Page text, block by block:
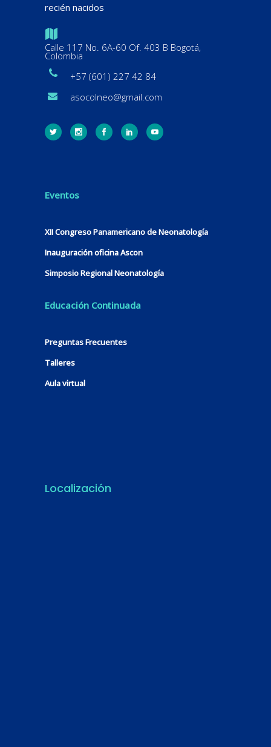
recién nacidos
Calle 117 No. 6A-60 Of. 403 B Bogotá,
Colombia
+57 (601) 227 42 84
asocolneo@gmail.com
Eventos
XII Congreso Panamericano de Neonatología
Inauguración oficina Ascon
Simposio Regional Neonatología
Educación Continuada
Preguntas Frecuentes
Talleres
Aula virtual
Localización